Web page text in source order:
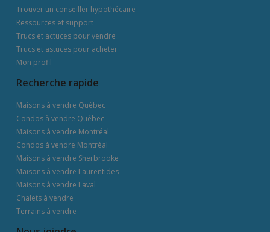
Trouver un conseiller hypothécaire
Ressources et support
Trucs et actuces pour vendre
Trucs et astuces pour acheter
Mon profil
Recherche rapide
Maisons à vendre Québec
Condos à vendre Québec
Maisons à vendre Montréal
Condos à vendre Montréal
Maisons à vendre Sherbrooke
Maisons à vendre Laurentides
Maisons à vendre Laval
Chalets à vendre
Terrains à vendre